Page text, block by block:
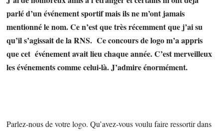
parlé d’un événement sportif mais ils ne m’ont jamais
mentionné le nom. Ce n’est que très récemment que j’ai su
qu’il s’agissait de la RNS. Ce concours de logo m’a appris
que cet événement avait lieu chaque année. C’est merveilleux
les événements comme celui-là. J’admire énormément.
Parlez-nous de votre logo. Qu’avez-vous voulu faire ressortir dans